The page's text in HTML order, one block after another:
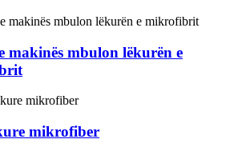
makinës mbulon lëkurën e
mikrofiber